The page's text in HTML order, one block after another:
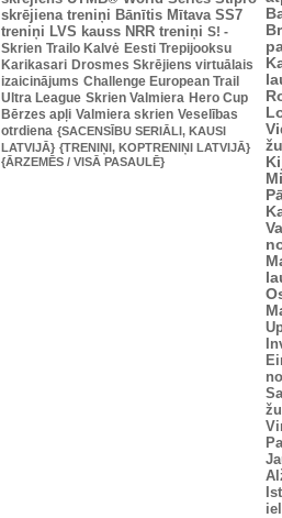
skrējiena treniņi Bānītis Mītava SS7
treniņi LVS kauss NRR treniņi S! -
Skrien Trailo Kalvė Eesti Trepijooksu
Karikasari Drosmes Skrējiens virtuālais
izaicinājums Challenge European Trail
Ultra League Skrien Valmiera Hero Cup
Bērzes apļi Valmiera skrien Veselības
otrdiena {SACENSĪBU SERIĀLI, KAUSI
LATVIJĀ} {TRENIŅI, KOPTRENIŅI LATVIJĀ}
{ĀRZEMĒS / VISĀ PASAULĒ}